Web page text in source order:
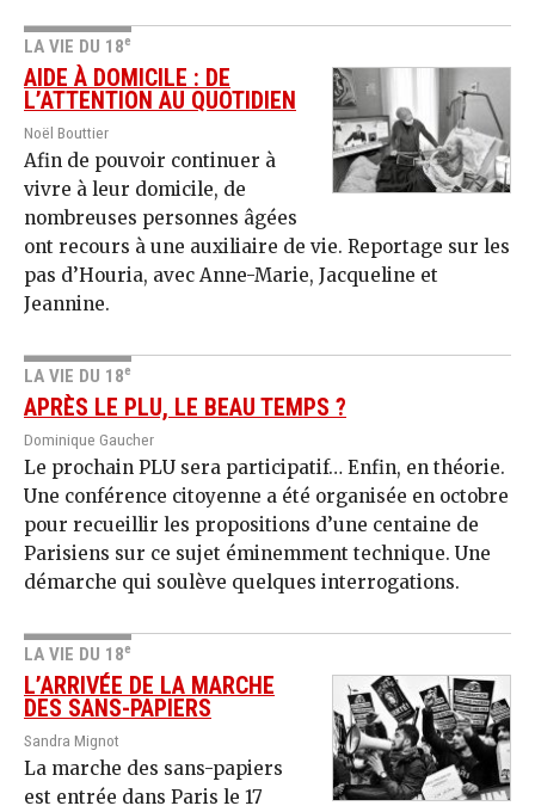
LA VIE DU 18e
AIDE À DOMICILE : DE
L’ATTENTION AU QUOTIDIEN
Noël Bouttier
Afin de pouvoir continuer à
vivre à leur domicile, de
nombreuses personnes âgées
ont recours à une auxiliaire de vie. Reportage sur les
pas d’Houria, avec Anne-Marie, Jacqueline et
Jeannine.
LA VIE DU 18e
APRÈS LE PLU, LE BEAU TEMPS ?
Dominique Gaucher
Le prochain PLU sera participatif… Enfin, en théorie.
Une conférence citoyenne a été organisée en octobre
pour recueillir les propositions d’une centaine de
Parisiens sur ce sujet éminemment technique. Une
démarche qui soulève quelques interrogations.
LA VIE DU 18e
L’ARRIVÉE DE LA MARCHE
DES SANS-PAPIERS
Sandra Mignot
La marche des sans-papiers
est entrée dans Paris le 17